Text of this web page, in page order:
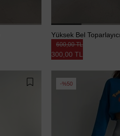
Yüksek Bel
300,00 TL
600,00 TL
%50